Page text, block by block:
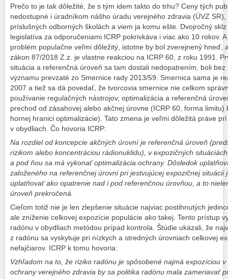
Prečo to je tak dôležité, že s tým idem takto do trhu? Ceny tých
nedostupné i úradníkom nášho úradu verejného zdravia (ÚVZ
príslušných odborných školách a viem ja komu ešte. Dvojročný
legislatíva za odporučeniami ICRP pokrivkáva i viac ako 10 rokov.
problém populačne veľmi dôležitý, istotne by bol zverejnený hneď,
zákon 87/2018 Z.z. je vlastne reakciou na ICRP 60, z roku 1991.
situácia a referenčná úroveň sa tam dostali nedopatrením, boli
významu prevzaté zo Smernice rady 2013/59. Smernica sama je
2007 a tiež sa dá povedať, že tvorcovia smernice nie celkom
používanie regulačných nástrojov, optimalizácia a referenčná
prechod od zásahovej alebo akčnej úrovne (ICRP 60, forma
hornej hranici optimalizácie). Tato zmena je veľmi dôležitá práve
v obydliach. Čo hovoria ICRP:
Na rozdiel od koncepcie akčných úrovní je referenčná úroveň
rizikom alebo koncentráciou rádionuklidu), v expozičných
a pod ňou sa má vykonať optimalizácia ochrany. Dôsledok
založeného na referenčnej úrovni pri jestvujúcej expozičnej situácii
uplatňovať ako opatrenie nad i pod referenčnou úrovňou, a to
úroveň prekročená.
Cieľom totiž nie je len zlepšenie situácie najviac postihnutých
ale zníženie celkovej expozície populácie ako takej. Tento prístup
radónu v obydliach metódou prípad kontrola. Štúdie ukázali, že
z radónu sa vyskytuje pri nízkych a stredných úrovniach celkovej
nefajčiarov. ICRP k tomu hovoria:
Vzhľadom na to, že riziko radónu je spôsobené najmä expozíciou
ochrany verejného zdravia by sa politika radónu mala zameriavať